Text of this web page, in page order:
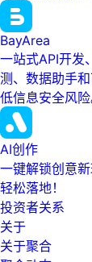
BayArea
一站式API开发
测、数据助手
低信息安全风险
AI创作
一键解锁创意
轻松落地！
投资者关系
关于
关于聚合